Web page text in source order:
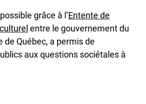
grâce à l’Entente de
u
n
d
entre le gouvernement du
de Québec, a permis de
aux questions sociétales à